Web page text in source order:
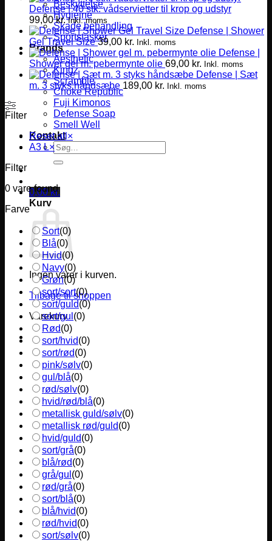
Beskyttelse
Hygiejne
Skade behandling
Sportstasker
Brands
Aesthetic
Kingz
Scramble
Choke Republic
Fuji Kimonos
Defense Soap
Smell Well
Kontakt
Søg
efter:
0,00 kr.
Kurv
Ingen varer i kurven.
Tilbage til shoppen
Varekurv
Defense | 40 stk. vådservietter til krop og udstyr
99,00kr. Inkl. moms
Defense | Shower
Gel Travel Size 39,00 kr. Inkl. moms
Defense |
Shower gel m. pebermynte olie 69,00 kr. Inkl. moms
Defense | Sæt
m. 3 styks håndsæbe 189,00 kr. Inkl. moms
Filter
Reset all ×
A3 L×
Filter
0 vare found
Farve
Sort(0)
Blå(0)
Hvid(0)
Navy(0)
Grøn(0)
sort/sort(0)
sort/guld(0)
sort/gul (0)
Rød(0)
sort/hvid(0)
sort/rød(0)
pink/sølv(0)
gul/blå(0)
rød/sølv(0)
hvid/rød/blå(0)
metallisk guld/sølv(0)
metallisk rød/guld(0)
hvid/guld(0)
sort/grå(0)
blå/rød(0)
grå/gul (0)
rød/grå(0)
sort/blå(0)
blå/hvid(0)
rød/hvid(0)
sort/sølv(0)